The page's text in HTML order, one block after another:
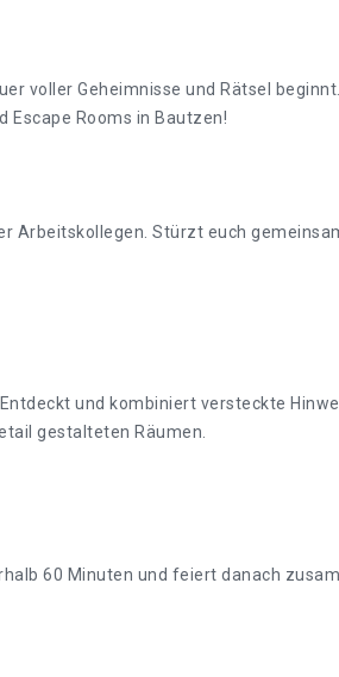
voller Geheimnisse und Rätsel
Rooms in Bautzen!
Arbeitskollegen. Stürzt euch
und kombiniert versteckte
gestalteten Räumen.
60 Minuten und feiert danach